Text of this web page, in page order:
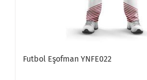
Futbol Eşofman YNFE022